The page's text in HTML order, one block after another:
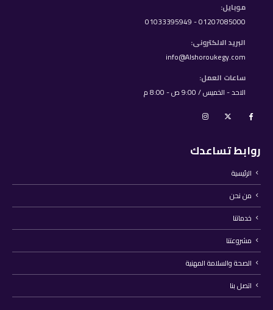
موبايل:
01207085000 - 01033395949
البريد الالكترونى:
info@Alshoroukegy.com
ساعات العمل:
الاحد - الخميس / 9:00 ص - 8:00 م
روابط تساعدك
الرئيسية
من نحن
خدماتنا
مشروعتنا
الصحة والسلامة المهنية
اتصل بنا